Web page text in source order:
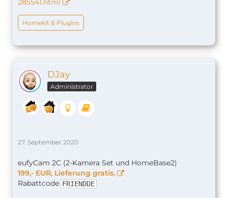
285541.html
Homekit & Plugins
DJay
Administrator
27. September 2020
eufyCam 2C (2-Kamera Set und HomeBase2)
199,- EUR, Lieferung gratis.
Rabattcode FRIENDDE